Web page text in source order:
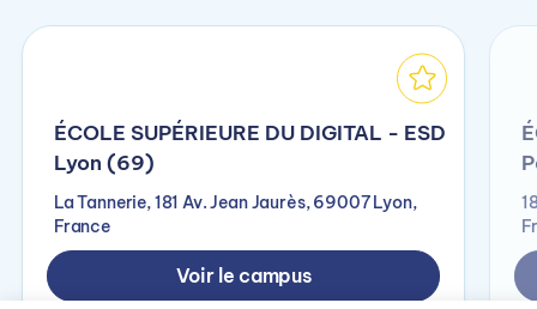
ÉCOLE SUPÉRIEURE DU DIGITAL - ESD
Lyon (69)
La Tannerie, 181 Av. Jean Jaurès, 69007 Lyon,
France
Voir le campus